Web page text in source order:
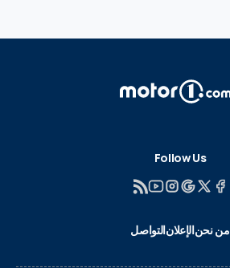
Follow Us
من نحنالإعلانالتواصل